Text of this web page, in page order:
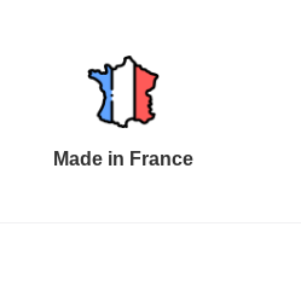
Made in France